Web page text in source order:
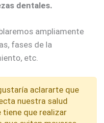
dentales.
ampliamente
fases de la
etc.
aclararte que
nuestra salud
que realizar